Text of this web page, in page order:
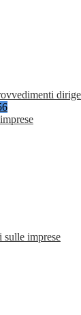
sulle imprese